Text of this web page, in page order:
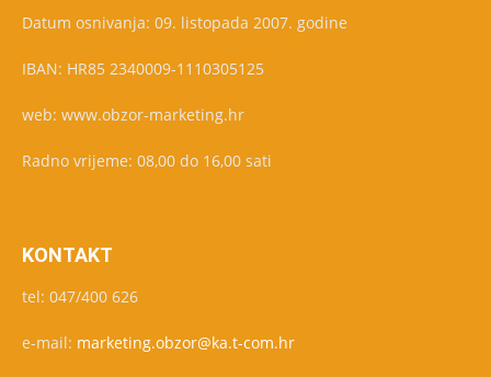
Datum osnivanja: 09. listopada 2007. godine
IBAN: HR85 2340009-1110305125
web: www.obzor-marketing.hr
Radno vrijeme: 08,00 do 16,00 sati
KONTAKT
tel: 047/400 626
e-mail: marketing.obzor@ka.t-com.hr